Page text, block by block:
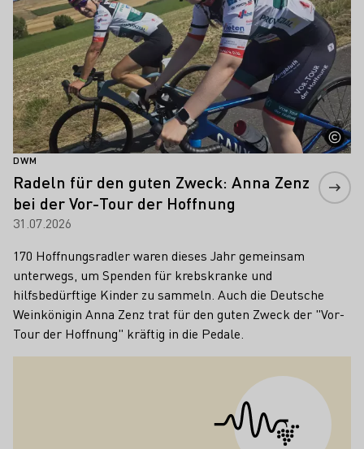
DWM
Radeln für den guten Zweck: Anna Zenz
bei der Vor-Tour der Hoffnung
31.07.2026
170 Hoffnungsradler waren dieses Jahr gemeinsam
unterwegs, um Spenden für krebskranke und
hilfsbedürftige Kinder zu sammeln. Auch die Deutsche
Weinkönigin Anna Zenz trat für den guten Zweck der "Vor-
Tour der Hoffnung" kräftig in die Pedale.